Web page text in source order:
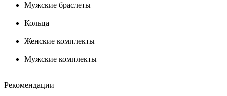
Мужские браслеты
Кольца
Женские комплекты
Мужские комплекты
Рекомендации